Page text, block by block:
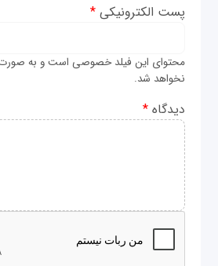
پست الکترونیکی*
محتوای این فیلد خصوصی است و به
نخواهد شد.
دیدگاه*